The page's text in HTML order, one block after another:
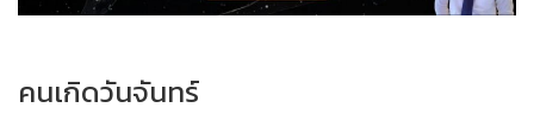
คนเกิดวันจันทร์